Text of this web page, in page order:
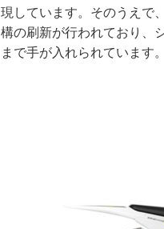
現しています。そのうえで
構の刷新が行われており、
まで手が入れられています。